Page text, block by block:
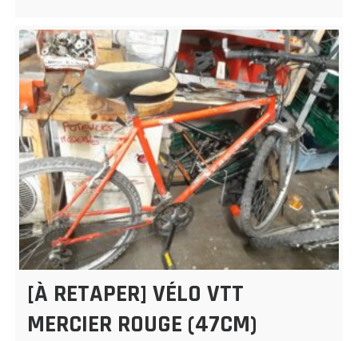
[À RETAPER] VÉLO VTT
MERCIER ROUGE (47CM)